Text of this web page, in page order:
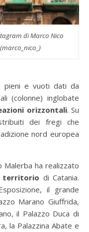
di Marco Nico
(marco_nico_)
pieni e vuoti dati da
(colonne) inglobate
orizzontali. Su
dei fregi che
nord europea
Malerba ha realizzato
territorio di Catania.
il grande
Marano Giuffrida,
il Palazzo Duca di
la Palazzina Abate e